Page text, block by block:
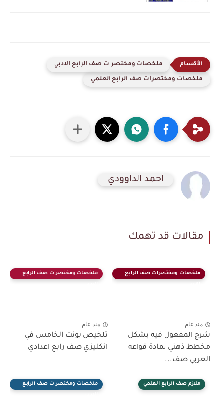
ملخصات ومختصرات صف الرابع الادبي
ملخصات ومختصرات صف الرابع العلمي
احمد الداوودي
مقالات قد تهمك
ملخصات ومختصرات صف الرابع
منذ عام
شرج المفعول فيه بشكل
مخطط ذهني لمادة قواعه
العربي صف...
ملخصات ومختصرات صف الرابع
منذ عام
تلخيص يونت الخامس في
انكليزي صف رابع اعدادي
ملازم صف الرابع العلمي
ملخصات ومختصرات صف الرابع